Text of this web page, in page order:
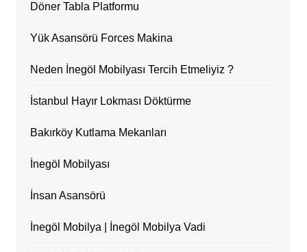
Döner Tabla Platformu
Yük Asansörü Forces Makina
Neden İnegöl Mobilyası Tercih Etmeliyiz ?
İstanbul Hayır Lokması Döktürme
Bakırköy Kutlama Mekanları
İnegöl Mobilyası
İnsan Asansörü
İnegöl Mobilya | İnegöl Mobilya Vadi